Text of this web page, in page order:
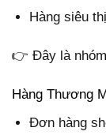
Hàng siêu
👉 Đây là
Hàng Thương
Đơn hàng